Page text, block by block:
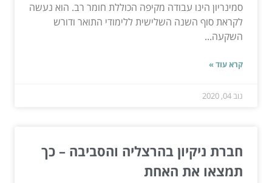
סמינריון הינו עבודה מקיפה הכוללת חומר רב. הוא נעשה
לקראת סוף השנה השלישית ללימודי התואר ודורש
השקעה...
קרא עוד »
נוב 04, 2020
חברת ניקיון בהרצליה והסביבה – כך
תמצאו את האחת